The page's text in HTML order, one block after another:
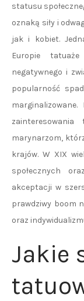
statusu
oznaką siły i
jak i kobiet.
Europie
negatywnego i
popularność
marynarzom,
krajów. W XIX
społecznych
akceptacji w
prawdziwy boom
oraz
Jakie